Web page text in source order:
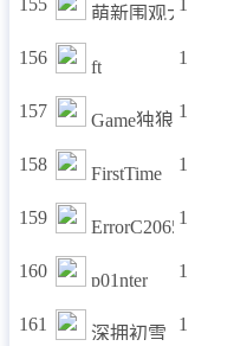
155 萌新围观大佬秒题
1
156 ft 1
157 Game独狼 1
158 FirstTime 1
159 ErrorC20651
160 p01nter 1
161 深拥初雪 1